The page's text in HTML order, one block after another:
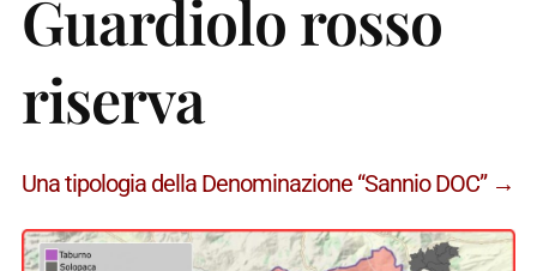
Guardiolo rosso
riserva
Una tipologia della Denominazione “Sannio DOC” →